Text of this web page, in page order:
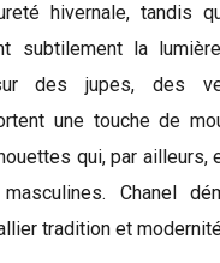
hivernale, tandis
subtilement la
sur des jupes, des
une touche de
qui, par ailleurs,
Chanel
tradition et